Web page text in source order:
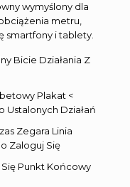
wymyślony dla
metru,
smartfony i tablety.
Bicie Działania Z
Plakat <
Ustalonych Działań
Zegara Linia
Zaloguj Się
Punkt Końcowy